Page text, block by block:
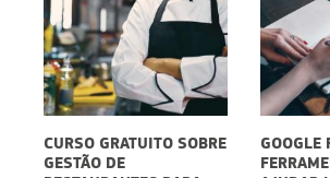
CURSO GRATUITO SOBRE
GESTÃO DE
GOOGLE